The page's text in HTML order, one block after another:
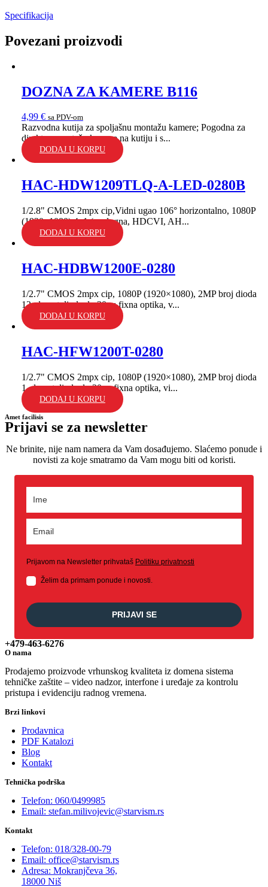
Specifikacija
Povezani proizvodi
DOZNA ZA KAMERE B116
4,99 € sa PDV-om
Razvodna kutija za spoljašnu montažu kamere; Pogodna za
direktnu montažu kamere na kutiju i s...
DODAJ U KORPU
HAC-HDW1209TLQ-A-LED-0280B
1/2.8" CMOS 2mpx cip,Vidni ugao 106° horizontalno, 1080P
(1920×1080),4u1 (analogna, HDCVI, AH...
DODAJ U KORPU
HAC-HDBW1200E-0280
1/2.7" CMOS 2mpx cip, 1080P (1920×1080), 2MP broj dioda
12, domet dioda do 30m; fixna optika, v...
DODAJ U KORPU
HAC-HFW1200T-0280
1/2.7" CMOS 2mpx cip, 1080P (1920×1080), 2MP broj dioda
1, domet dioda do 30m; fixna optika, vi...
DODAJ U KORPU
Amet facilisis
Prijavi se za newsletter
Ne brinite, nije nam namera da Vam dosađujemo. Slaćemo ponude i
novisti za koje smatramo da Vam mogu biti od koristi.
Prijavom na Newsletter prihvataš Politiku privatnosti
Želim da primam ponude i novosti.
PRIJAVI SE
+479-463-6276
O nama
Prodajemo proizvode vrhunskog kvaliteta iz domena sistema
tehničke zaštite – video nadzor, interfone i uređaje za kontrolu
pristupa i evidenciju radnog vremena.
Brzi linkovi
Prodavnica
PDF Katalozi
Blog
Kontakt
Tehnička podrška
Telefon: 060/0499985
Email: stefan.milivojevic@starvism.rs
Kontakt
Telefon: 018/328-00-79
Email: office@starvism.rs
Adresa: Mokranjčeva 36,
18000 Niš